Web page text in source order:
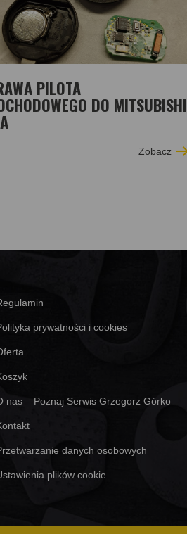
PILOTA
DO MITSUBISHI
Zobacz
prywatności i cookies
nas – Poznaj Serwis Grzegorz Górko
danych osobowych
plików cookie